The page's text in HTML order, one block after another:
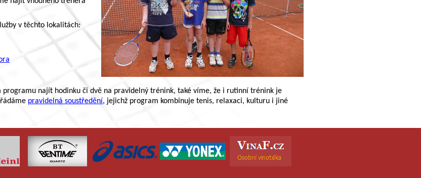
v těchto lokalitách:
programu najít hodinku či dvě na pravidelný trénink, také víme, že i rutinní trénink je
pravidelná soustředění, jejichž program kombinuje tenis, relaxaci, kulturu i jiné